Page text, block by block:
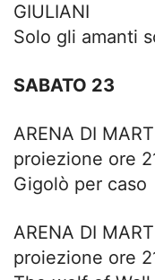
GIULIANI
Solo gli amanti
SABATO 23
ARENA DI
proiezione ore
Gigolò per caso
ARENA DI
proiezione ore